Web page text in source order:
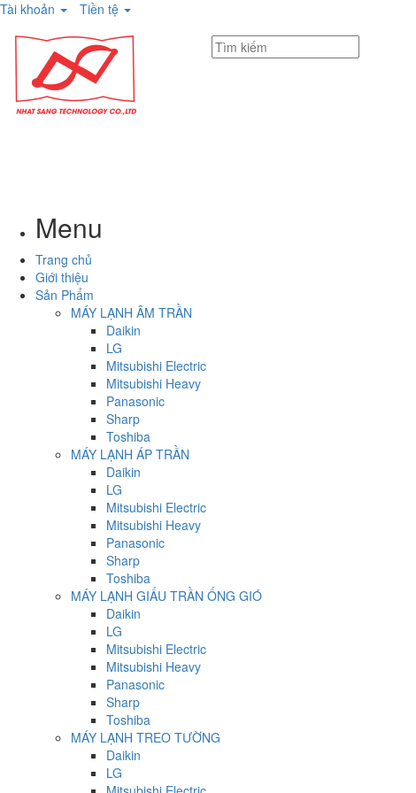
Tài khoản Tiền tệ
Menu
Trang chủ
Giới thiệu
Sản Phẩm
MÁY LẠNH ÂM TRẦN
Daikin
LG
Mitsubishi Electric
Mitsubishi Heavy
Panasonic
Sharp
Toshiba
MÁY LẠNH ÁP TRẦN
Daikin
LG
Mitsubishi Electric
Mitsubishi Heavy
Panasonic
Sharp
Toshiba
MÁY LẠNH GIẤU TRẦN ỐNG GIÓ
Daikin
LG
Mitsubishi Electric
Mitsubishi Heavy
Panasonic
Sharp
Toshiba
MÁY LẠNH TREO TƯỜNG
Daikin
LG